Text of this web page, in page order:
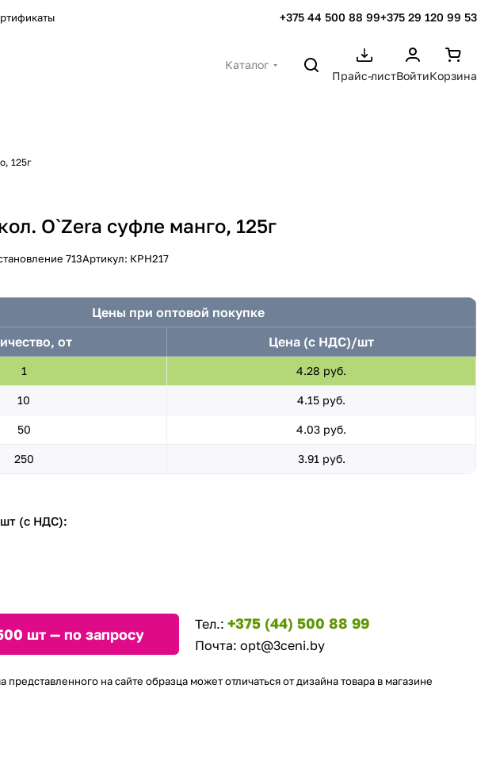
+375 44 500 88 99+375 29 120 99 53
Каталог
Прайс-листВойтиКорзина
125г
O`Zera суфле манго, 125г
713Артикул: КРН217
Цены при оптовой покупке
от
Цена (с НДС)/шт
1 4.28 руб.
10 4.15 руб.
50 4.03 руб.
250 3.91 руб.
(с НДС):
шт — по запросу
Тел.: +375 (44) 500 88 99
Почта: opt@3ceni.by
представленного на сайте образца может отличаться от дизайна товара в магазине